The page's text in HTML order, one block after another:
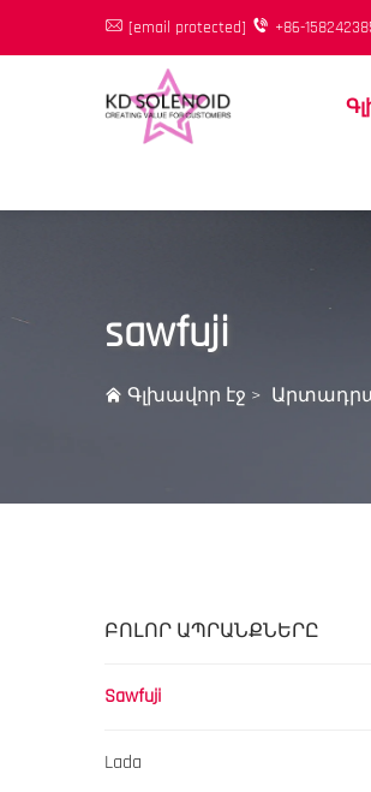
[email protected] +86-
sawfuji
Գլխավոր էջ >
ԲՈԼՈՐ ԱՊՐԱՆՔՆԵՐԸ
Sawfuji
Lada